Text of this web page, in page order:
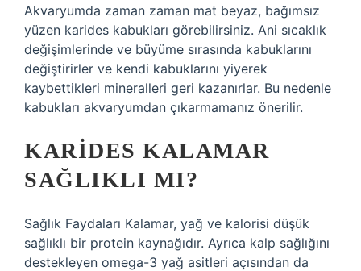
Akvaryumda zaman zaman mat beyaz, bağımsız
yüzen karides kabukları görebilirsiniz. Ani sıcaklık
değişimlerinde ve büyüme sırasında kabuklarını
değiştirirler ve kendi kabuklarını yiyerek
kaybettikleri mineralleri geri kazanırlar. Bu nedenle
kabukları akvaryumdan çıkarmamanız önerilir.
KARIDES KALAMAR
SAĞLIKLI MI?
Sağlık Faydaları Kalamar, yağ ve kalorisi düşük
sağlıklı bir protein kaynağıdır. Ayrıca kalp sağlığını
destekleyen omega-3 yağ asitleri açısından da